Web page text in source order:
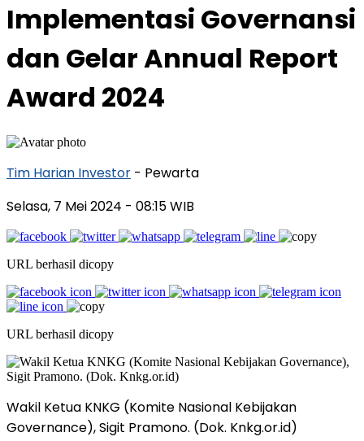
Implementasi Governansi
dan Gelar Annual Report
Award 2024
Tim Harian Investor - Pewarta
Selasa, 7 Mei 2024 - 08:15 WIB
URL berhasil dicopy
URL berhasil dicopy
Wakil Ketua KNKG (Komite Nasional Kebijakan
Governance), Sigit Pramono. (Dok. Knkg.or.id)